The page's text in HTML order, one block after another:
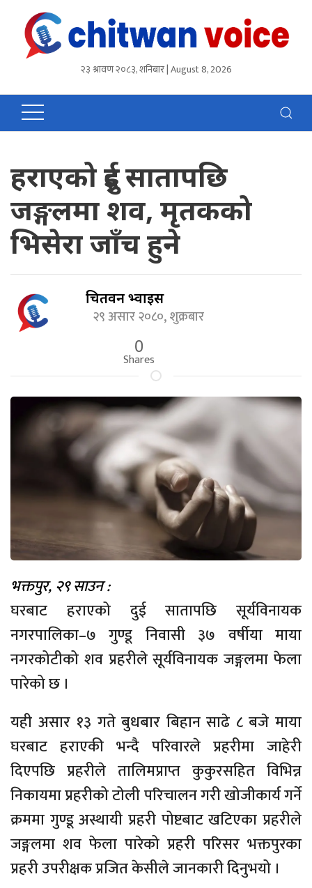
२३ श्रावण २०८३, शनिबार | August 8, 2026
हराएको दुई सातापछि
जङ्गलमा शव, मृतकको
भिसेरा जाँच हुने
चितवन भ्वाईस
२९ असार २०८०, शुक्रबार
0
Shares
भक्तपुर, २९ साउन :
घरबाट हराएको दुई सातापछि सूर्यविनायक
नगरपालिका–७ गुण्डू निवासी ३७ वर्षीया माया
नगरकोटीको शव प्रहरीले सूर्यविनायक जङ्गलमा फेला
पारेको छ ।
यही असार १३ गते बुधबार बिहान साढे ८ बजे माया
घरबाट हराएकी भन्दै परिवारले प्रहरीमा जाहेरी
दिएपछि प्रहरीले तालिमप्राप्त कुकुरसहित विभिन्न
निकायमा प्रहरीको टोली परिचालन गरी खोजीकार्य गर्ने
क्रममा गुण्डू अस्थायी प्रहरी पोष्टबाट खटिएका प्रहरीले
जङ्गलमा शव फेला पारेको प्रहरी परिसर भक्तपुरका
प्रहरी उपरीक्षक प्रजित केसीले जानकारी दिनुभयो ।